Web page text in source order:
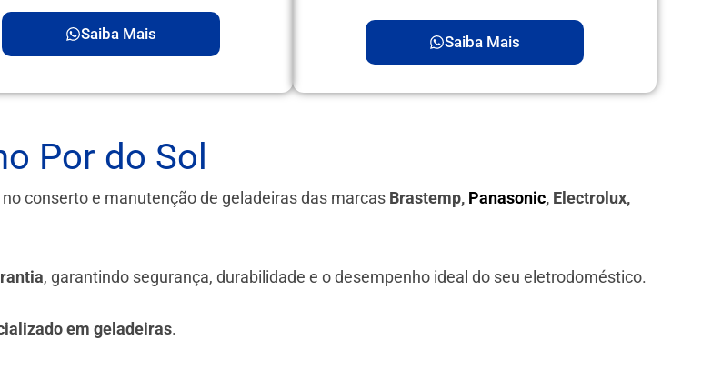
Saiba Mais Saiba Mais
Por do Sol
conserto e manutenção de geladeiras das marcas Brastemp, Panasonic, Electrolux,
, garantindo segurança, durabilidade e o desempenho ideal do seu eletrodoméstico.
em geladeiras.